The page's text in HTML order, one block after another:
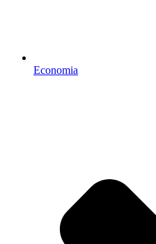
Economia